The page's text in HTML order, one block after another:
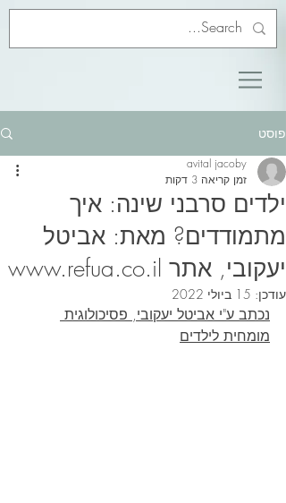
פוסט
ילדים סרבני שינה: איך
מתמודדים? מאת: אביטל
יעקובי, אתר www.refua.co.il
avital jacoby
זמן קריאה 3 דקות
עודכן: 15 ביולי 2022
נכתב ע"י אביטל יעקובי, פסיכולוגית
מומחית לילדים